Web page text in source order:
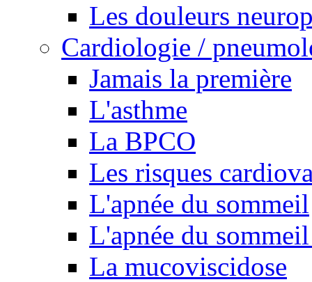
Les douleurs
Cardiologie /
Jamais la première
L'asthme
La BPCO
Les risques
L'apnée du sommeil
L'apnée du
La mucoviscidose